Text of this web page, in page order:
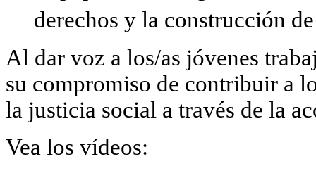
derechos y la construcción
Al dar voz a los/as jóvenes
su compromiso de contribuir a
la justicia social a través de la
Vea los vídeos: